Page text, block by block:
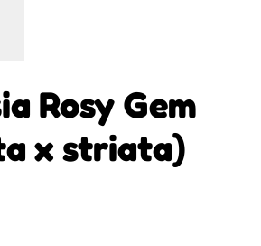
Rosy Gem
x striata)